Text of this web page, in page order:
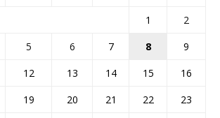
1
2
5 6 7 8
9
12 13 14 15
16
19 20 21 22
23